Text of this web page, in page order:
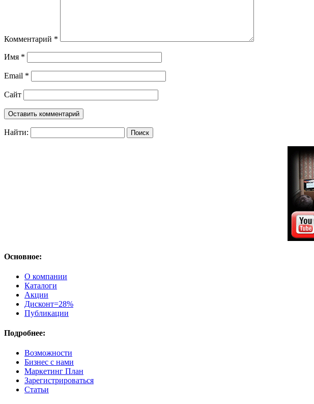
Комментарий *
Имя *
Email *
Сайт
Найти:
Основное:
О компании
Каталоги
Акции
Дисконт=28%
Публикации
Подробнее:
Возможности
Бизнес с нами
Маркетинг План
Зарегистрироваться
Статьи